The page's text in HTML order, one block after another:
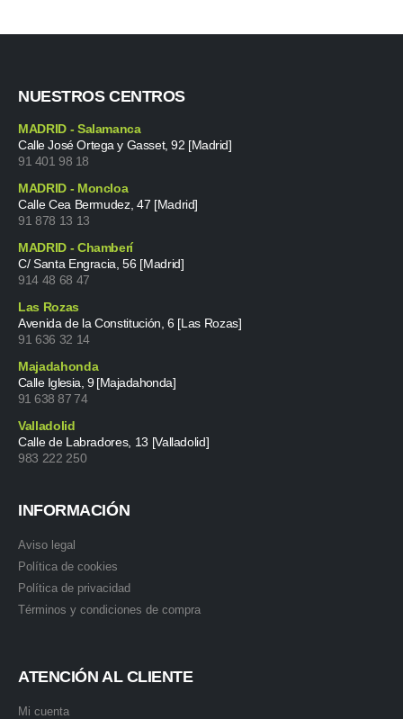
NUESTROS CENTROS
MADRID - Salamanca
Calle José Ortega y Gasset, 92 [Madrid]
91 401 98 18
MADRID - Moncloa
Calle Cea Bermudez, 47 [Madrid]
91 878 13 13
MADRID - Chamberí
C/ Santa Engracia, 56 [Madrid]
914 48 68 47
Las Rozas
Avenida de la Constitución, 6 [Las Rozas]
91 636 32 14
Majadahonda
Calle Iglesia, 9 [Majadahonda]
91 638 87 74
Valladolid
Calle de Labradores, 13 [Valladolid]
983 222 250
INFORMACIÓN
Aviso legal
Política de cookies
Política de privacidad
Términos y condiciones de compra
ATENCIÓN AL CLIENTE
Mi cuenta